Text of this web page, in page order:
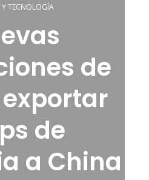
Y TECNOLOGÍA
de
exportar
de
a China